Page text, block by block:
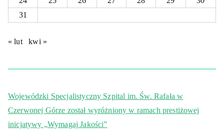
31
« lut kwi »
Wojewódzki Specjalistyczny Szpital im. Św. Rafała w
Czerwonej Górze został wyróżniony w ramach prestiżowej
inicjatywy „Wymagaj Jakości”